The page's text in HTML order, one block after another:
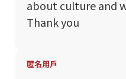
about culture and
Thank you
匿名用戶